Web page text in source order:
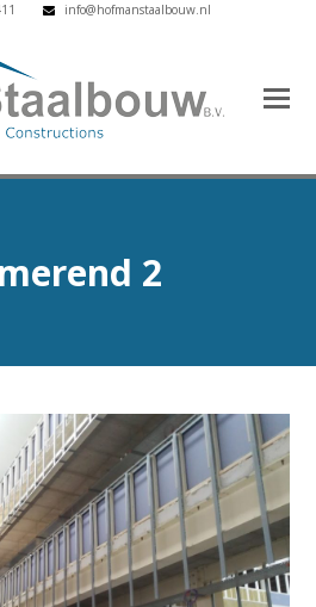
info@hofmanstaalbouw.nl
2